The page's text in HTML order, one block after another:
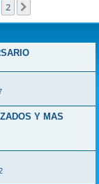
2
Y MAS